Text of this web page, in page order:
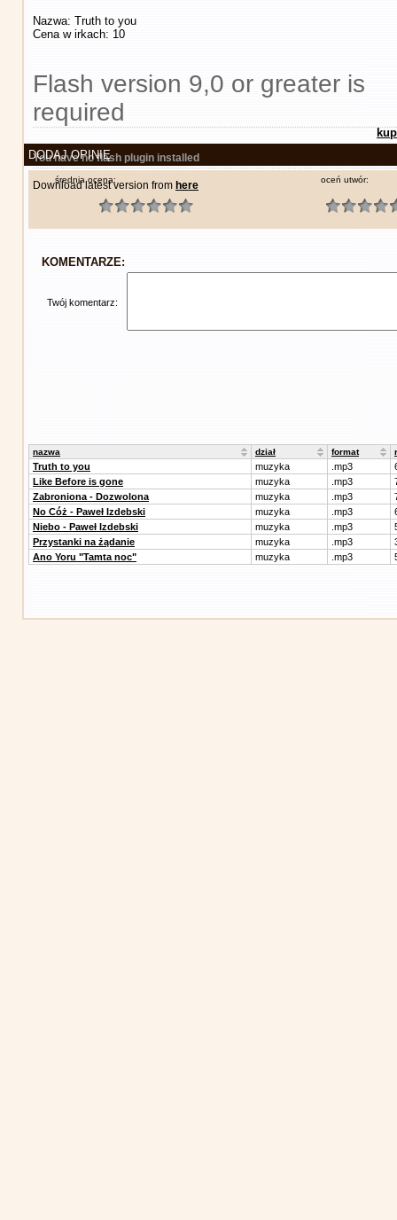
Nazwa: Truth to you
Cena w irkach: 10
Flash version 9,0 or greater is
required
You have no flash plugin installed
Download latest version from here
DODAJ OPINIĘ
średnia ocena: oceń utwór:
KOMENTARZE:
Twój komentarz:
nazwa dział format
Truth to you muzyka .mp3
Like Before is gone
muzyka .mp3
Zabroniona - Dozwolona
muzyka .mp3
No Cóż - Paweł Izdebski
muzyka .mp3
Niebo - Paweł Izdebski
muzyka .mp3
Przystanki na żądanie
muzyka .mp3
Ano Yoru "Tamta noc"
muzyka .mp3